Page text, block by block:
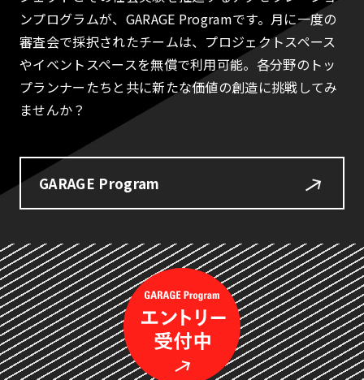
ンプログラムが、GARAGE Programです。月に一度の
審査会で採択されたチームは、プロジェクトスペース
やイベントスペースを無償で利用可能。各分野のトッ
プランナーたちと共に新たな価値の創造に挑戦してみ
ませんか？
GARAGE Program